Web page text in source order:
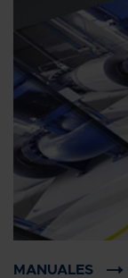
MANUALES